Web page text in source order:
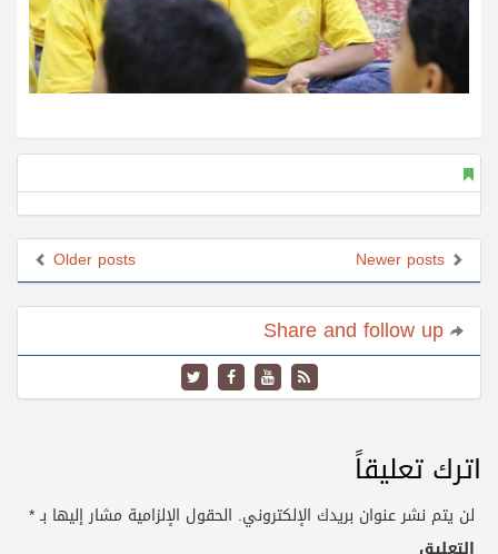
Older posts
اترك تعليقاً
لن يتم نشر عنوان بريدك الإلكتروني. الحقول الإلزامية مشار إليها بـ*